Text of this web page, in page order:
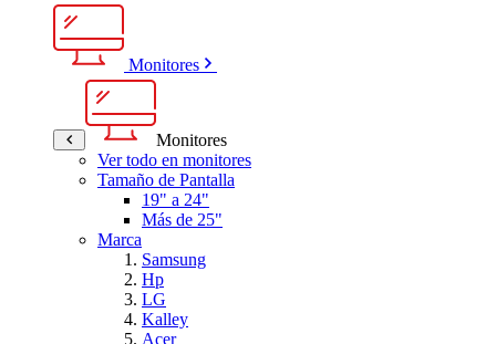
Monitores
Monitores
Ver todo en monitores
Tamaño de Pantalla
19" a 24"
Más de 25"
Marca
Samsung
Hp
LG
Kalley
Acer